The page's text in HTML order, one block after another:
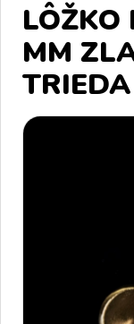
LÔŽKO
MM
TRIEDA